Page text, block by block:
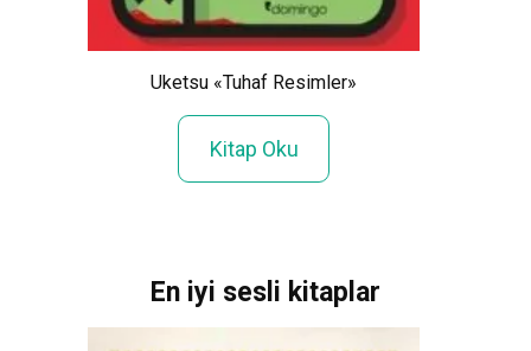
Uketsu «Tuhaf Resimler»
Kitap Oku
En iyi sesli kitaplar